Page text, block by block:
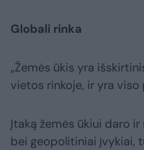
Globali rinka
„Žemės ūkis yra
vietos rinkoje, ir yra
Įtaką žemės ūkiui daro
bei geopolitiniai įvykiai,